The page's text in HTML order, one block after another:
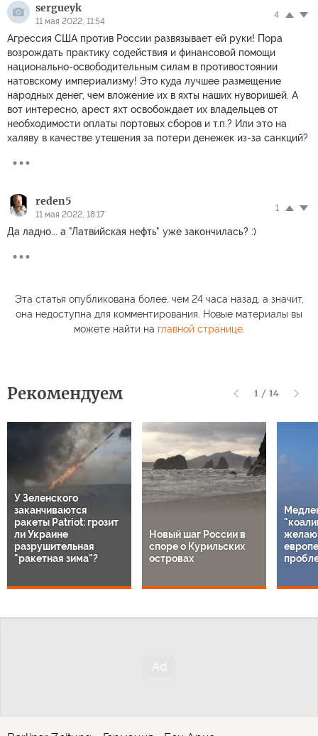
sergueyk
11 мая 2022, 11:54
4
Агрессия США против России развязывает ей руки! Пора
возрождать практику содействия и финансовой помощи
национально-освободительным силам в противостоянии
натовскому империализму! Это куда лучшее размещение
народных денег, чем вложение их в яхты наших нуворишей. А
вот интересно, арест яхт освобождает их владельцев от
необходимости оплаты портовых сборов и т.п.? Или это на
халяву в качестве утешения за потери денежек из-за санкций?
reden5
11 мая 2022, 18:17
1
Да ладно... а "Латвийская нефть" уже закончилась? :)
Эта статья опубликована более, чем 24 часа назад, а значит,
она недоступна для комментирования. Новые материалы вы
можете найти на главной странице.
Рекомендуем 1 / 14
У Зеленского
заканчиваются
ракеты Patriot: грозит
ли Украине
разрушительная
"ракетная зима"?
Новый шаг России в
споре о Курильских
островах